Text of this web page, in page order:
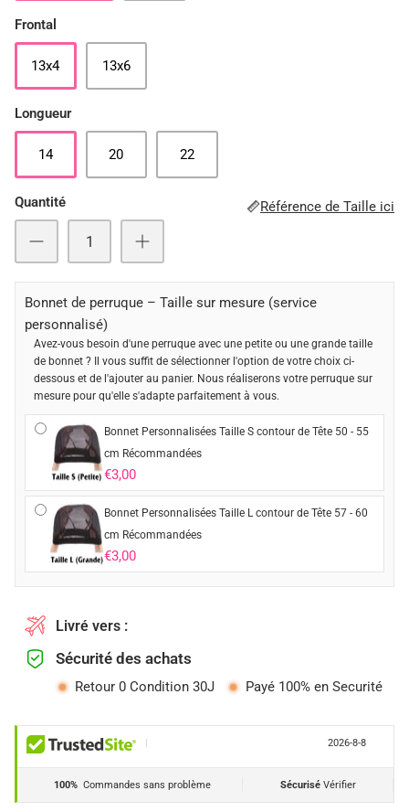
Frontal
13x4 13x6
Longueur
14 20 22
Quantité Référence de Taille ici
Bonnet de perruque – Taille sur mesure (service
personnalisé)
Avez-vous besoin d'une perruque avec une petite ou une grande taille
de bonnet ? Il vous suffit de sélectionner l'option de votre choix ci-
dessous et de l'ajouter au panier. Nous réaliserons votre perruque sur
mesure pour qu'elle s'adapte parfaitement à vous.
Bonnet Personnalisées Taille S contour de Tête 50 - 55
cm Récommandées
€3,00
Bonnet Personnalisées Taille L contour de Tête 57 - 60
cm Récommandées
€3,00
Livré vers :
Sécurité des achats
Retour 0 Condition 30J Payé 100% en Securité
2026-8-8
100% Commandes sans problème SécuriséVérifier